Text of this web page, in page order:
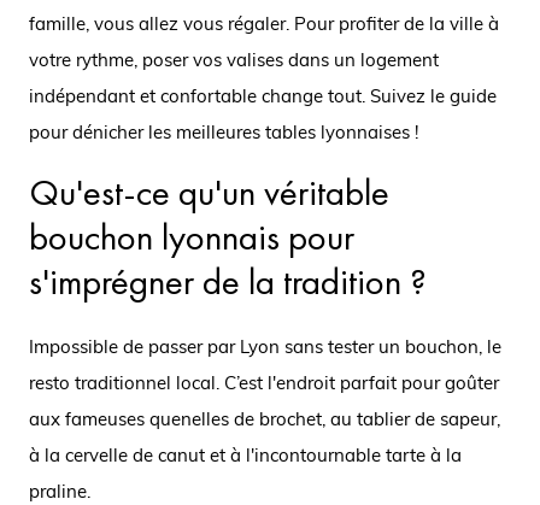
famille, vous allez vous régaler. Pour profiter de la ville à
votre rythme, poser vos valises dans un logement
indépendant et confortable change tout. Suivez le guide
pour dénicher les meilleures tables lyonnaises !
Qu'est-ce qu'un véritable
bouchon lyonnais pour
s'imprégner de la tradition ?
Impossible de passer par Lyon sans tester un bouchon, le
resto traditionnel local. C’est l'endroit parfait pour goûter
aux fameuses quenelles de brochet, au tablier de sapeur,
à la cervelle de canut et à l'incontournable tarte à la
praline.